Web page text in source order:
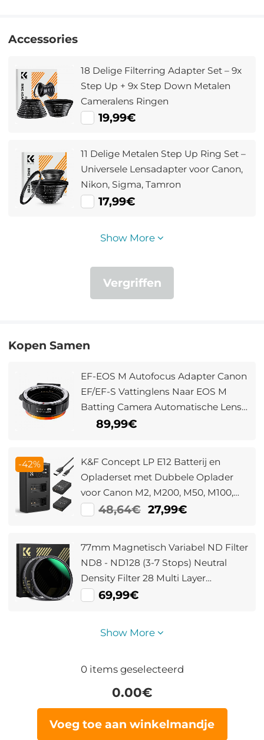
Accessories
18 Delige Filterring Adapter Set – 9x
Step Up + 9x Step Down Metalen
Cameralens Ringen
19,99€
11 Delige Metalen Step Up Ring Set –
Universele Lensadapter voor Canon,
Nikon, Sigma, Tamron
17,99€
Show More
Vergriffen
Kopen Samen
EF-EOS M Autofocus Adapter Canon
EF/EF-S Vattinglens Naar EOS M
Batting Camera Automatische Lens
Adapter (Upgrade)
89,99€
-42%
K&F Concept LP E12 Batterij en
Opladerset met Dubbele Oplader
voor Canon M2, M200, M50, M100,
M10, 100D
48,64€ 27,99€
77mm Magnetisch Variabel ND Filter
ND8 - ND128 (3-7 Stops) Neutral
Density Filter 28 Multi Layer
Beschichtungen Nano Xcel Serie
69,99€
Show More
0items geselecteerd
0.00€
Voeg toe aan winkelmandje